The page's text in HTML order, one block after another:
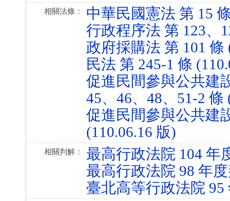
相關法條：
中華民國憲法 第 15
行政程序法 第 123、
政府採購法 第 101 條
民法 第 245-1 條
促進民間參與公共建
45、46、48、51-2 條
促進民間參與公共建
(110.06.16 版)
相關判解：
最高行政法院 104 年
最高行政法院 98 年
臺北高等行政法院 95